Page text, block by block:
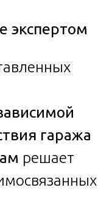
экспертом
гаража
решает